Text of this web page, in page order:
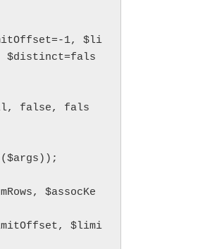
1, $li
$distinct=fals